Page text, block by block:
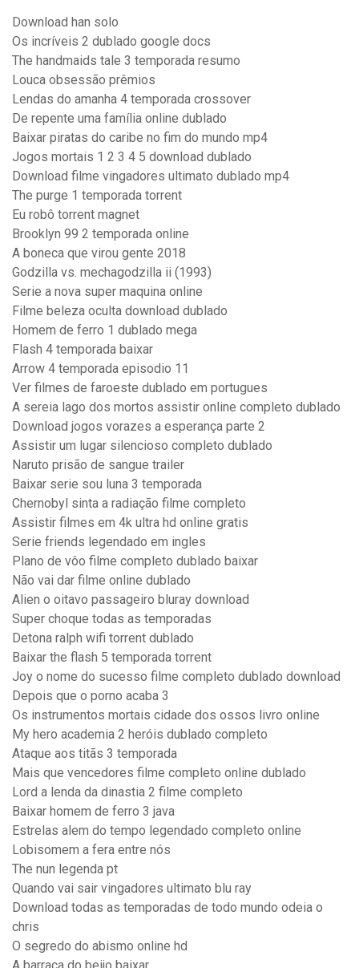
Download han solo
Os incríveis 2 dublado google docs
The handmaids tale 3 temporada resumo
Louca obsessão prêmios
Lendas do amanha 4 temporada crossover
De repente uma família online dublado
Baixar piratas do caribe no fim do mundo mp4
Jogos mortais 1 2 3 4 5 download dublado
Download filme vingadores ultimato dublado mp4
The purge 1 temporada torrent
Eu robô torrent magnet
Brooklyn 99 2 temporada online
A boneca que virou gente 2018
Godzilla vs. mechagodzilla ii (1993)
Serie a nova super maquina online
Filme beleza oculta download dublado
Homem de ferro 1 dublado mega
Flash 4 temporada baixar
Arrow 4 temporada episodio 11
Ver filmes de faroeste dublado em portugues
A sereia lago dos mortos assistir online completo dublado
Download jogos vorazes a esperança parte 2
Assistir um lugar silencioso completo dublado
Naruto prisão de sangue trailer
Baixar serie sou luna 3 temporada
Chernobyl sinta a radiação filme completo
Assistir filmes em 4k ultra hd online gratis
Serie friends legendado em ingles
Plano de vôo filme completo dublado baixar
Não vai dar filme online dublado
Alien o oitavo passageiro bluray download
Super choque todas as temporadas
Detona ralph wifi torrent dublado
Baixar the flash 5 temporada torrent
Joy o nome do sucesso filme completo dublado download
Depois que o porno acaba 3
Os instrumentos mortais cidade dos ossos livro online
My hero academia 2 heróis dublado completo
Ataque aos titãs 3 temporada
Mais que vencedores filme completo online dublado
Lord a lenda da dinastia 2 filme completo
Baixar homem de ferro 3 java
Estrelas alem do tempo legendado completo online
Lobisomem a fera entre nós
The nun legenda pt
Quando vai sair vingadores ultimato blu ray
Download todas as temporadas de todo mundo odeia o
chris
O segredo do abismo online hd